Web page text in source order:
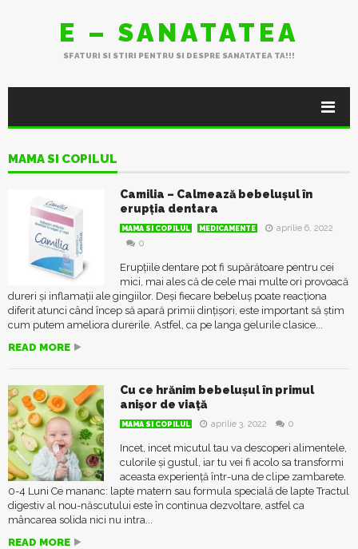
E – SANATATEA
SFATURI SI STIRI PENTRU SI DESPRE SANATATEA TA!!!
MAMA SI COPILUL
Camilia – Calmează bebelușul în
erupția dentara
MAMA SI COPILUL MEDICAMENTE
aprilie 6, 2022
0
Erupțiile dentare pot fi supărătoare pentru cei
mici, mai ales că de cele mai multe ori provoacă
dureri și inflamații ale gingiilor. Deși fiecare bebeluș poate reacționa
diferit atunci când încep să apară primii dințișori, este important să știm
cum putem ameliora durerile. Astfel, ca pe langa gelurile clasice...
READ MORE
Cu ce hrănim bebelușul în primul
anișor de viață
MAMA SI COPILUL aprilie 3, 2022 0
Incet, incet micutul tau va descoperi alimentele,
culorile și gustul, iar tu vei fi acolo sa transformi
aceasta experiență într-una de clipe zambarete.
0-4 Luni Ce mananc: lapte matern sau formula specială de lapte Tractul
digestiv al nou-născutului este în continua dezvoltare, astfel ca
mâncarea solida nici nu intra...
READ MORE